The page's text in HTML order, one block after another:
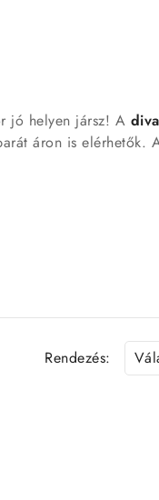
jó helyen jársz! A
áron is elérhetők.
Rendezés: